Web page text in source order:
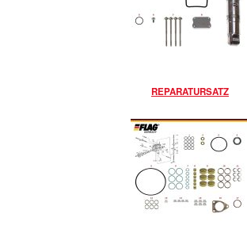
REPARATURSATZ